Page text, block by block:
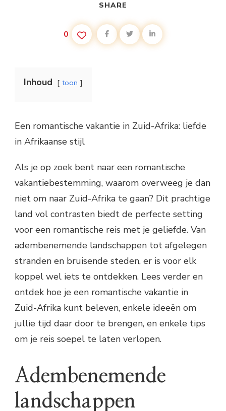
SHARE
0
Inhoud toon
Een romantische vakantie in Zuid-Afrika: liefde
in Afrikaanse stijl
Als je op zoek bent naar een romantische
vakantiebestemming, waarom overweeg je dan
niet om naar Zuid-Afrika te gaan? Dit prachtige
land vol contrasten biedt de perfecte setting
voor een romantische reis met je geliefde. Van
adembenemende landschappen tot afgelegen
stranden en bruisende steden, er is voor elk
koppel wel iets te ontdekken. Lees verder en
ontdek hoe je een romantische vakantie in
Zuid-Afrika kunt beleven, enkele ideeën om
jullie tijd daar door te brengen, en enkele tips
om je reis soepel te laten verlopen.
Adembenemende
landschappen